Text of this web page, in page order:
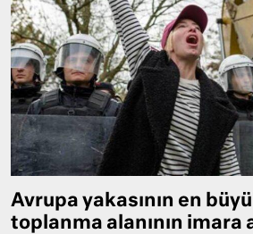
Avrupa yakasının en
toplanma alanının imara